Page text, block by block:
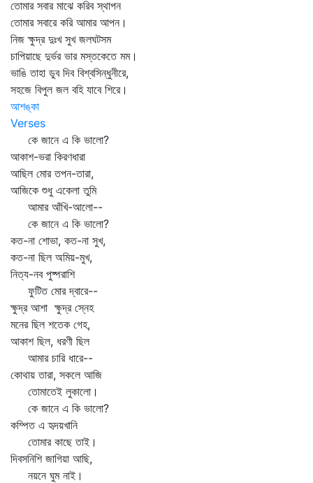
তোমার সবার মাঝে করিব স্থাপন
তোমার সবারে করি আমার আপন।
নিজ ক্ষুদ্র দুঃখ সুখ জলঘটসম
চাপিয়াছে দুর্ভর ভার মস্তকেতে মম।
ভাঙি তাহা ডুব দিব বিশ্বসিন্ধুনীরে,
সহজে বিপুল জল বহি যাবে শিরে।
আশঙ্কা
Verses
কে জানে এ কি ভালো?
আকাশ-ভরা কিরণধারা
আছিল মোর তপন-তারা,
আজিকে শুধু একেলা তুমি
আমার আঁখি-আলো--
কে জানে এ কি ভালো?
কত-না শোভা, কত-না সুখ,
কত-না ছিল অমিয়-মুখ,
নিত্য-নব পুষ্পরাশি
ফুটিত মোর দ্বারে--
ক্ষুদ্র আশা ক্ষুদ্র স্নেহ
মনের ছিল শতেক গেহ,
আকাশ ছিল, ধরণী ছিল
আমার চারি ধারে--
কোথায় তারা, সকলে আজি
তোমাতেই লুকালো।
কে জানে এ কি ভালো?
কম্পিত এ হৃদয়খানি
তোমার কাছে তাই।
দিবসনিশি জাগিয়া আছি,
নয়নে ঘুম নাই।